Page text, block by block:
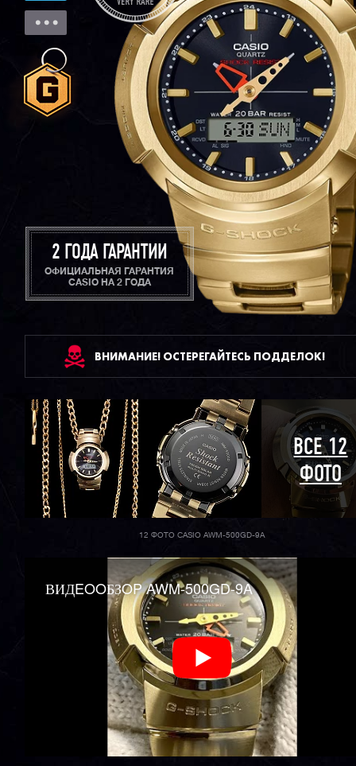
2 ГОДА ГАРАНТИИ
ОФИЦИАЛЬНАЯ ГАРАНТИЯ
CASIO НА 2 ГОДА
ВНИМАНИЕ! ОСТЕРЕГАЙТЕСЬ ПОДДЕЛОК!
ВСЕ 12
ФОТО
12 ФОТО CASIO AWM-500GD-9A
ВИДEOOБЗOP AWM-500GD-9A